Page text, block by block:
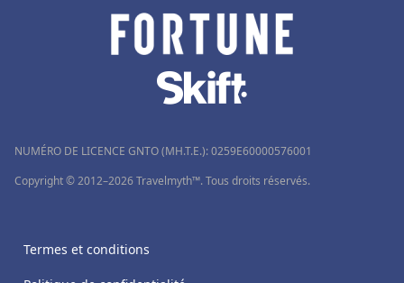
NUMÉRO DE LICENCE GNTO (MH.T.E.): 0259Ε60000576001
Copyright © 2012–2026 Travelmyth™. Tous droits réservés.
Termes et conditions